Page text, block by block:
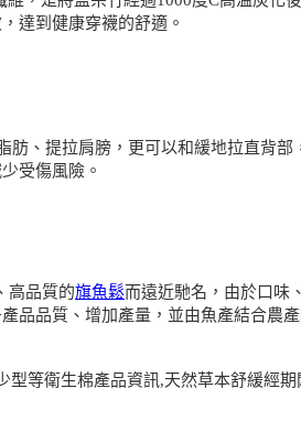
達到健康穿襪的舒適。
、提拉肩膀，更可以和緩地拉直背
受傷風險。
高品質的旗魚鬆而遠近馳名，由於口味
品質、增加產量，並由魚產結合農
型等衛生棉產品資訊,天然草本舒緩經期